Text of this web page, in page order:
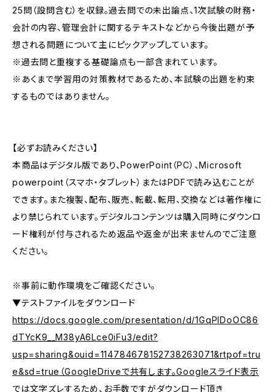
25問（設問含む）を収録。過去問での未出論点、1次試験の財務・
会計の内容、管理会計に関するテキストなどから今後出題が予
想される問題について主にピックアップしています。
※過去問と重複する基礎論点も一部含まれています。
※あくまで学習用の対策教材であるため、本試験の出題を約束
するものではありません。
【必ずお読みください】
本商品はデジタル版であり、PowerPoint（PC）、Microsoft
powerpoint（スマホ・タブレット）またはPDFで読み込むことが
できます。また複製、配布、販売、転載、転用、交換などは著作権に
より禁じられています。デジタルコンテンツは購入同時にダウンロ
ード権利が付与されるため返品や返金が出来ませんのでご注意
ください。
※事前に動作環境をご確認ください。
▼テストファイルをダウンロード
https://docs.google.com/presentation/d/1GqPlDoOC86
dTYcK9__M38yA6Lce0iFu3/edit?
usp=sharing&ouid=114784678152738263071&rtpof=tru
e&sd=true（GoogleDriveで共有します。Googleスライド表示
では文字ズレするため、お手数ですがダウンロード頂き